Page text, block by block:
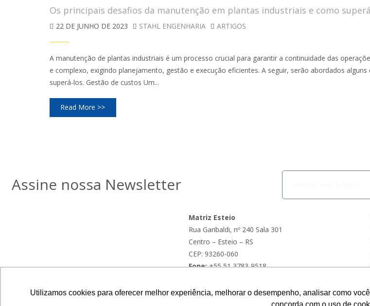
Utilizamos cookies para oferecer melhor experiência, melhorar o desempenho, analisar como
concorda com o uso de
Os principais desafios da manutenção em plantas industriais e como
22 DE JUNHO DE 2023 STAHL ENGENHARIA ARTIGOS
A manutenção de plantas industriais é um processo crucial para garantir a continuidade das
e complexo, exigindo planejamento, gestão e execução eficientes. A seguir, serão abordados
superá-los. Gestão de custos Um...
Read More >>
Assine nossa Newsletter
Matriz Esteio
Rua Garibaldi, nº 240 Sala 301
Centro – Esteio – RS
CEP: 93260-060
Fone:+55 51 3783-9518